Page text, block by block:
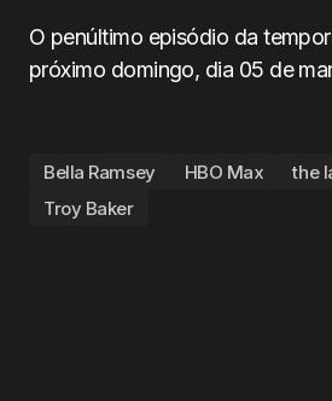
O penúltimo episódio da
próximo domingo, dia 05 de
Bella Ramsey HBO Max the
Troy Baker